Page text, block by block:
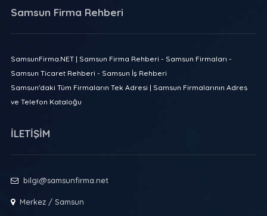
Samsun Firma Rehberi
SamsunFirma.NET | Samsun Firma Rehberi - Samsun Firmaları -
Samsun Ticaret Rehberi - Samsun İş Rehberi
Samsun'daki Tüm Firmaların Tek Adresi | Samsun Firmalarının Adres
ve Telefon Kataloğu
İLETİŞİM
bilgi@samsunfirma.net
Merkez / Samsun